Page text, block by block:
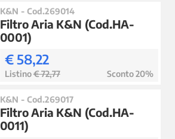
K&N - Cod.269014
Filtro Aria K&N (Cod.HA-
0001)
€ 58,22
Listino€ 72,77 Sconto 20%
K&N - Cod.269017
Filtro Aria K&N (Cod.HA-
0011)